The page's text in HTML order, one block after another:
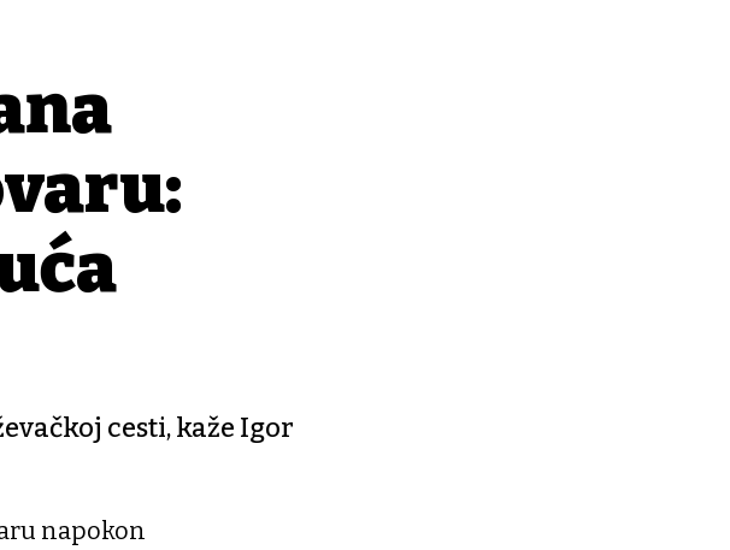
cesti, kaže Igor
napokon